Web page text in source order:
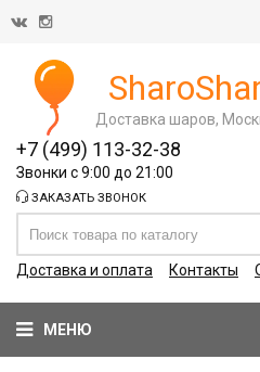
Доставка шаров,
+7 (499) 113-32-38
Звонки с 9:00 до 21:00
ЗАКАЗАТЬ ЗВОНОК
Доставка и оплата Контакты
МЕНЮ